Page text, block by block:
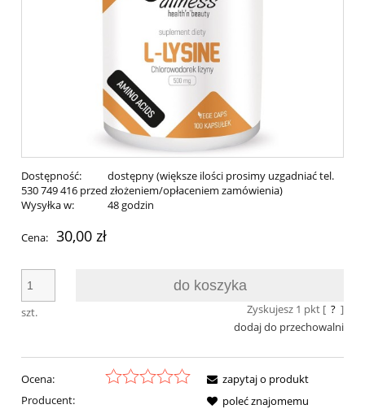
Dostępność:
dostępny (większe ilości prosimy uzgadniać tel.
530 749 416 przed złożeniem/opłaceniem zamówienia)
Wysyłka w:
48 godzin
Cena: 30,00 zł
szt.
do koszyka
Zyskujesz 1 pkt [ ? ]
dodaj do przechowalni
Ocena:
Producent:
zapytaj o produkt
poleć znajomemu